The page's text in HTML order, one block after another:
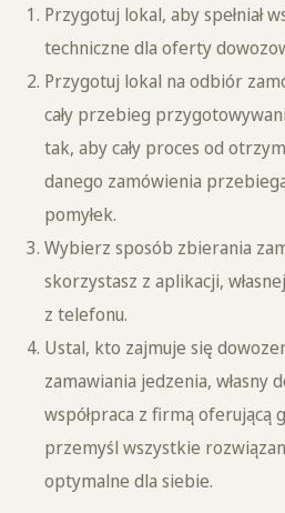
Przygotuj lokal, aby spełniał
techniczne dla oferty
Przygotuj lokal na odbiór
cały przebieg
tak, aby cały proces od
danego zamówienia
pomyłek.
Wybierz sposób zbierania
skorzystasz z aplikacji,
z telefonu.
Ustal, kto zajmuje się
zamawiania jedzenia, własny
współpraca z firmą oferującą
przemyśl wszystkie
optymalne dla siebie.